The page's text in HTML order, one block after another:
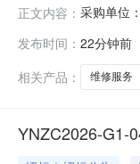
正文内容： 采购单位
修服务询
此
发布时间： 22分钟前
相关产品：
维修服务
YNZC2026-G1-